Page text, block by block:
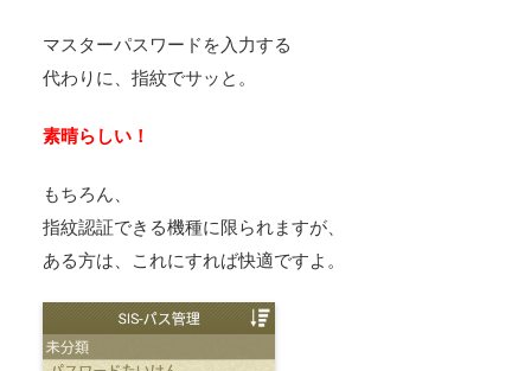
マスターパスワードを入力する
代わりに、指紋でサッと。
素晴らしい！
もちろん、
指紋認証できる機種に限られますが、
ある方は、これにすれば快適ですよ。